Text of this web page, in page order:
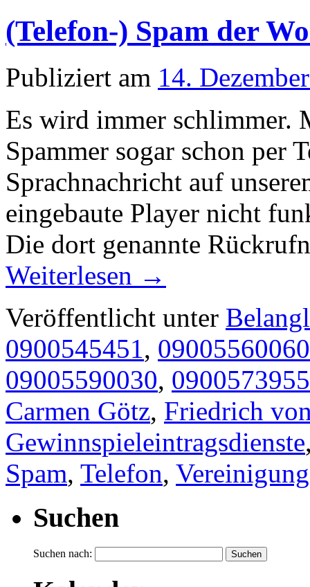
(Telefon-) Spam der
Publiziert am 14.
Es wird immer schlimmer.
Spammer sogar schon per
Sprachnachricht auf
eingebaute Player nicht
Die dort genannte
Weiterlesen →
Veröffentlicht unter
0900545451 , 09005560060
09005590030,
Carmen Götz, Friedrich
Gewinnspieleintragsdienste
Spam, Telefon, Vereinigung
Suchen
Suchen nach: